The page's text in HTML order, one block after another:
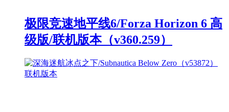
极限竞速地平线6/Forza Horizon 6 高
级版/联机版本（v360.259）